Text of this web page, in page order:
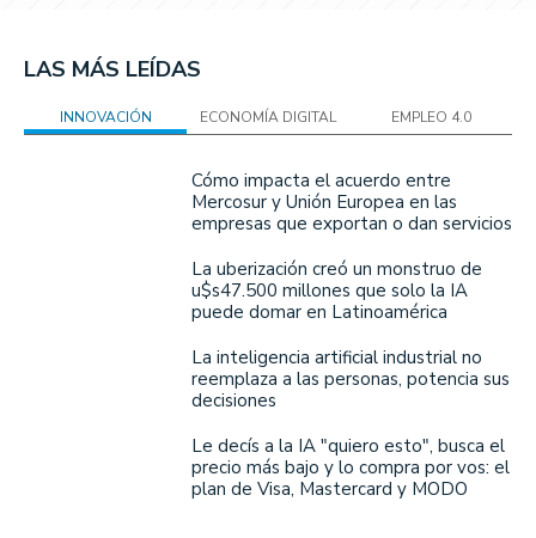
LAS MÁS LEÍDAS
INNOVACIÓN ECONOMÍA DIGITAL EMPLEO 4.0
Cómo impacta el acuerdo entre
Mercosur y Unión Europea en las
empresas que exportan o dan servicios
La uberización creó un monstruo de
u$s47.500 millones que solo la IA
puede domar en Latinoamérica
La inteligencia artificial industrial no
reemplaza a las personas, potencia sus
decisiones
Le decís a la IA "quiero esto", busca el
precio más bajo y lo compra por vos: el
plan de Visa, Mastercard y MODO